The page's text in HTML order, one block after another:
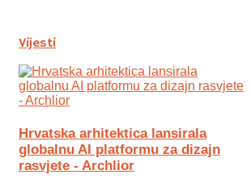
Vijesti
Hrvatska arhitektica lansirala
globalnu AI platformu za dizajn
rasvjete - Archlior